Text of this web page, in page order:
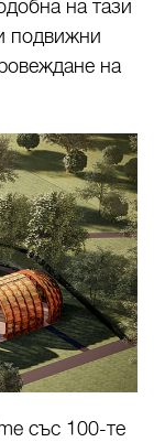
на тази
подвижни
на
със 100-те